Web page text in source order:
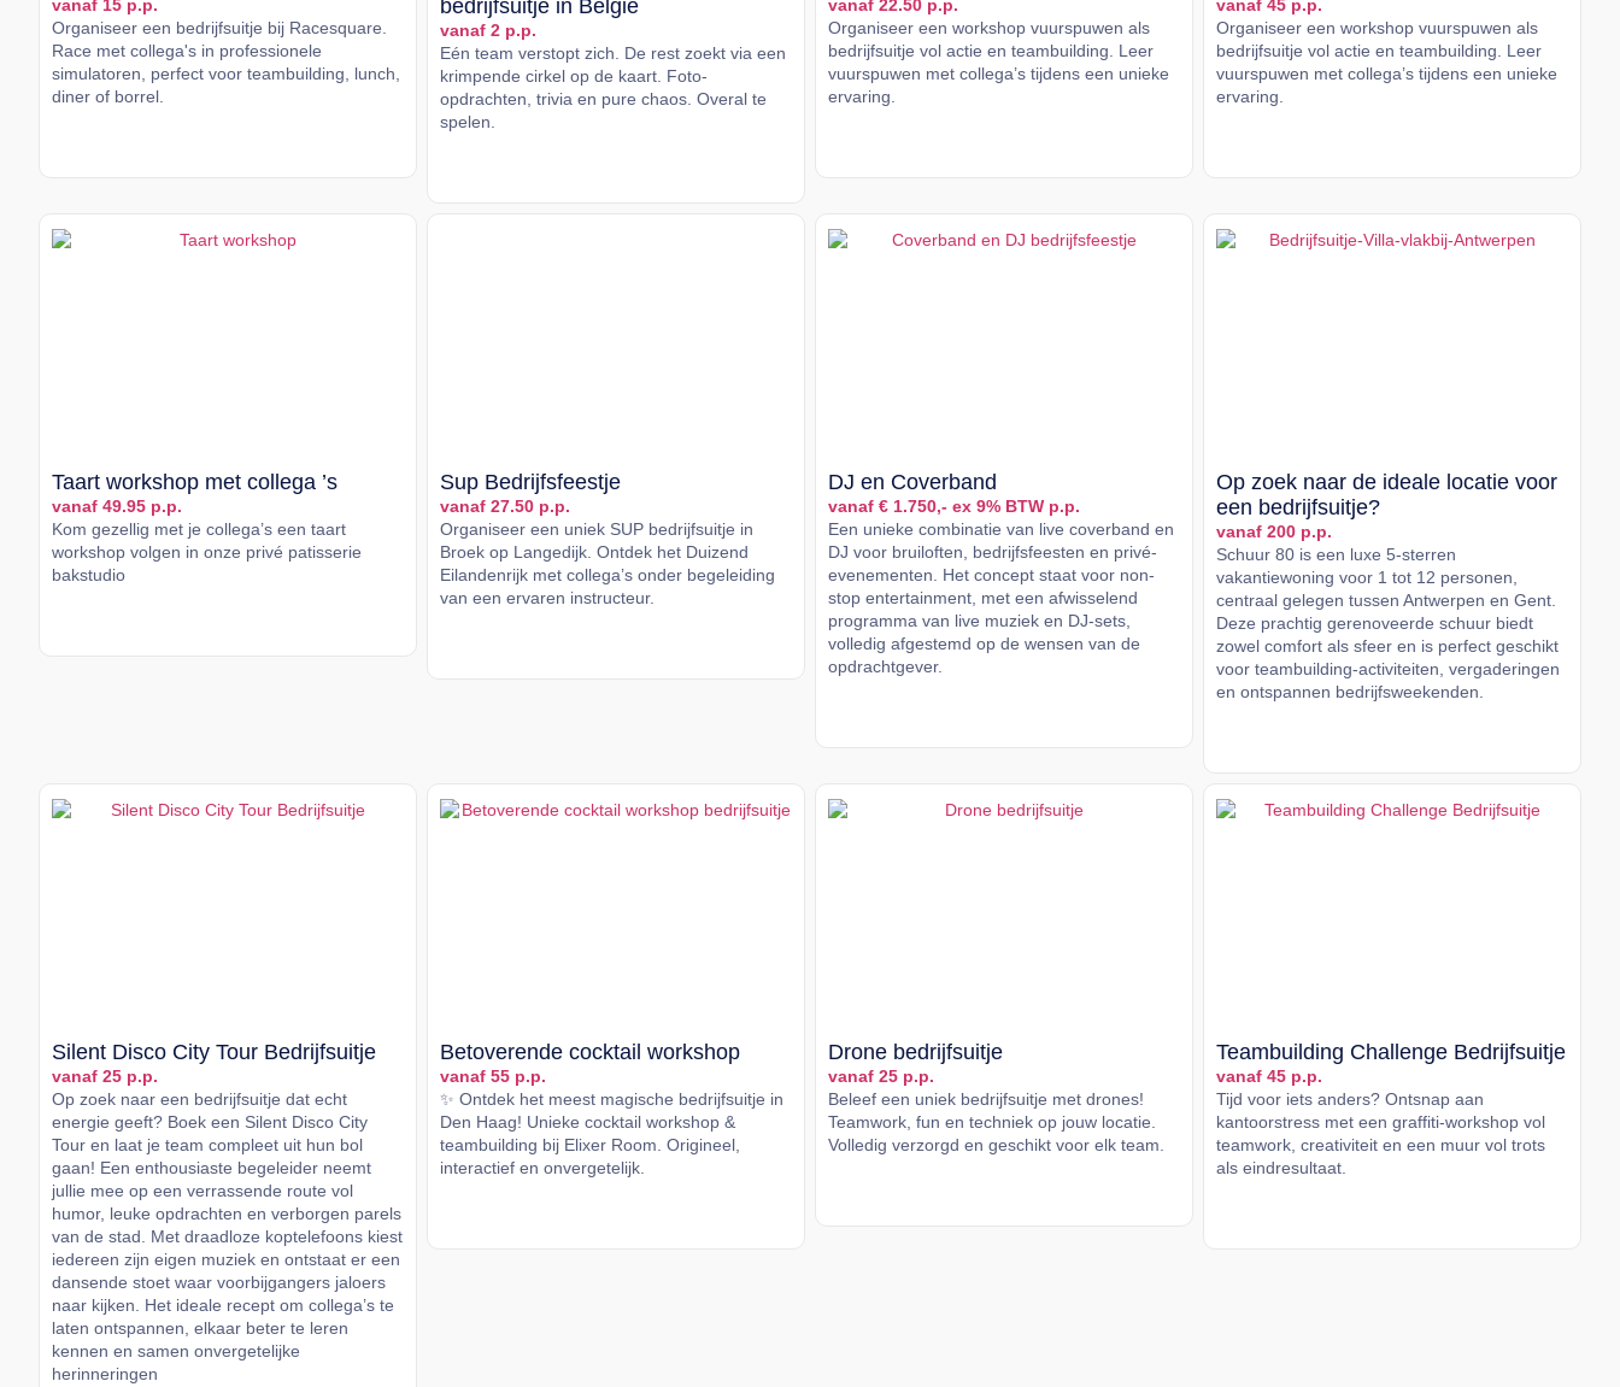
vanaf 15 p.p.
Organiseer een bedrijfsuitje bij Racesquare.
Race met collega's in professionele
simulatoren, perfect voor teambuilding, lunch,
diner of borrel.
bedrijfsuitje in België
vanaf 2 p.p.
Eén team verstopt zich. De rest zoekt via een
krimpende cirkel op de kaart. Foto-
opdrachten, trivia en pure chaos. Overal te
spelen.
vanaf 22.50 p.p.
Organiseer een workshop vuurspuwen als
bedrijfsuitje vol actie en teambuilding. Leer
vuurspuwen met collega’s tijdens een unieke
ervaring.
vanaf 45 p.p.
Organiseer een workshop vuurspuwen als
bedrijfsuitje vol actie en teambuilding. Leer
vuurspuwen met collega’s tijdens een unieke
ervaring.
Taart workshop met collega ’s
vanaf 49.95 p.p.
Kom gezellig met je collega’s een taart
workshop volgen in onze privé patisserie
bakstudio
Sup Bedrijfsfeestje
vanaf 27.50 p.p.
Organiseer een uniek SUP bedrijfsuitje in
Broek op Langedijk. Ontdek het Duizend
Eilandenrijk met collega’s onder begeleiding
van een ervaren instructeur.
DJ en Coverband
vanaf € 1.750,- ex 9% BTW p.p.
Een unieke combinatie van live coverband en
DJ voor bruiloften, bedrijfsfeesten en privé-
evenementen. Het concept staat voor non-
stop entertainment, met een afwisselend
programma van live muziek en DJ-sets,
volledig afgestemd op de wensen van de
opdrachtgever.
Op zoek naar de ideale locatie voor
een bedrijfsuitje?
vanaf 200 p.p.
Schuur 80 is een luxe 5-sterren
vakantiewoning voor 1 tot 12 personen,
centraal gelegen tussen Antwerpen en Gent.
Deze prachtig gerenoveerde schuur biedt
zowel comfort als sfeer en is perfect geschikt
voor teambuilding-activiteiten, vergaderingen
en ontspannen bedrijfsweekenden.
Silent Disco City Tour Bedrijfsuitje
vanaf 25 p.p.
Op zoek naar een bedrijfsuitje dat echt
energie geeft? Boek een Silent Disco City
Tour en laat je team compleet uit hun bol
gaan! Een enthousiaste begeleider neemt
jullie mee op een verrassende route vol
humor, leuke opdrachten en verborgen parels
van de stad. Met draadloze koptelefoons kiest
iedereen zijn eigen muziek en ontstaat er een
dansende stoet waar voorbijgangers jaloers
naar kijken. Het ideale recept om collega’s te
laten ontspannen, elkaar beter te leren
kennen en samen onvergetelijke
herinneringen
Betoverende cocktail workshop
vanaf 55 p.p.
✨ Ontdek het meest magische bedrijfsuitje in
Den Haag! Unieke cocktail workshop &
teambuilding bij Elixer Room. Origineel,
interactief en onvergetelijk.
Drone bedrijfsuitje
vanaf 25 p.p.
Beleef een uniek bedrijfsuitje met drones!
Teamwork, fun en techniek op jouw locatie.
Volledig verzorgd en geschikt voor elk team.
Teambuilding Challenge Bedrijfsuitje
vanaf 45 p.p.
Tijd voor iets anders? Ontsnap aan
kantoorstress met een graffiti-workshop vol
teamwork, creativiteit en een muur vol trots
als eindresultaat.